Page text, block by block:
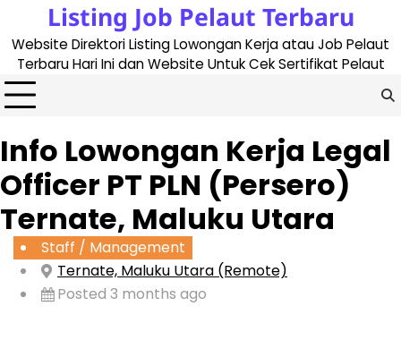
Listing Job Pelaut Terbaru
Website Direktori Listing Lowongan Kerja atau Job Pelaut
Terbaru Hari Ini dan Website Untuk Cek Sertifikat Pelaut
Info Lowongan Kerja Legal
Officer PT PLN (Persero)
Ternate, Maluku Utara
Staff / Management
Ternate, Maluku Utara (Remote)
Posted 3 months ago